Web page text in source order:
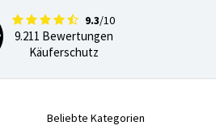
9.3/10
9.211 Bewertungen
Käuferschutz
Beliebte Kategorien